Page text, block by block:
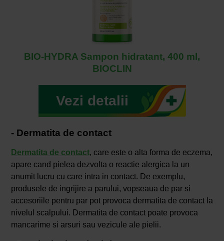
BIO-HYDRA Sampon hidratant, 400 ml,
BIOCLIN
Vezi detalii
- Dermatita de contact
Dermatita de contact, care este o alta forma de eczema,
apare cand pielea dezvolta o reactie alergica la un
anumit lucru cu care intra in contact. De exemplu,
produsele de ingrijire a parului, vopseaua de par si
accesoriile pentru par pot provoca dermatita de contact la
nivelul scalpului. Dermatita de contact poate provoca
mancarime si arsuri sau vezicule ale pielii.